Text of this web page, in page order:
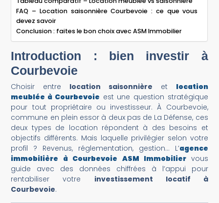
FAQ – Location saisonnière Courbevoie : ce que vous
devez savoir
Conclusion : faites le bon choix avec ASM Immobilier
Introduction : bien investir à
Courbevoie
Choisir entre location saisonnière et location
meublée à Courbevoie est une question stratégique
pour tout propriétaire ou investisseur. À Courbevoie,
commune en plein essor à deux pas de La Défense, ces
deux types de location répondent à des besoins et
objectifs différents. Mais laquelle privilégier selon votre
profil ? Revenus, réglementation, gestion… L’agence
immobilière à Courbevoie ASM Immobilier vous
guide avec des données chiffrées à l’appui pour
rentabiliser votre investissement locatif à
Courbevoie.